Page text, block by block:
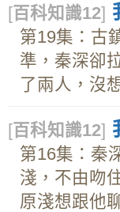
[百科知識12]
第19集：古
準，秦深卻
了兩人，沒
[百科知識12]
第16集：秦
淺，不由吻
原淺想跟他